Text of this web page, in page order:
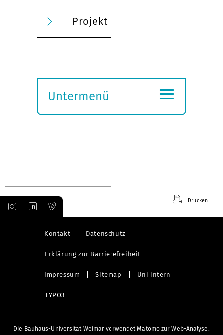
Projekt
Untermenü
≡
Drucken
Kontakt Datenschutz
Erklärung zur Barrierefreiheit
Impressum Sitemap Uni intern
TYPO3
Die Bauhaus-Universität Weimar verwendet Matomo zur Web-Analyse.